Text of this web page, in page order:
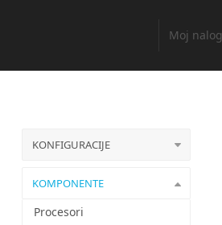
Moj nalog
KONFIGURACIJE
KOMPONENTE
Procesori